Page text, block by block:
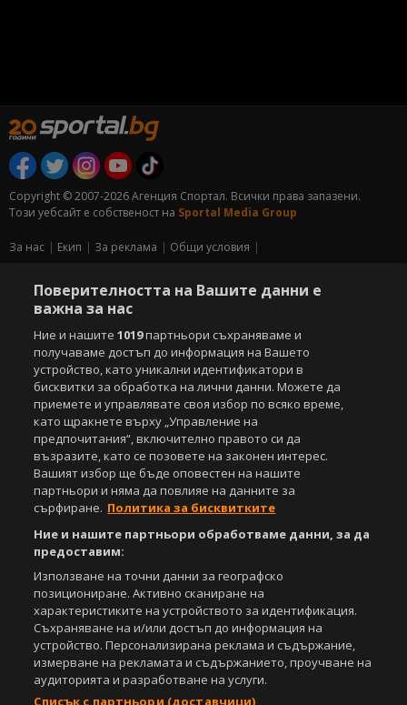
Copyright © 2007-2026 Агенция Спортал. Всички права запазени.
Този уебсайт е собственост на Sportal Media Group
За нас Екип За рекламa
Общи условия
Управление на предпочитания
под закрила на Закона за авторското право и сродните му права.
Всички статии, репортажи, интервюта и други текстови, графични и
видео материали, публикувани в сайта, са собственост на Агенция
Спортал, освен ако изрично е посочено друго. Допуска се
публикуване на текстови материали само след писмено съгласие на
Агенция Спортал, посочване на източника и добавяне на линк към
www.sportal.bg. Използването на графични и видео материали,
публикувани в сайта, е строго забранено. Нарушителите ще бъдат
санкционирани с цялата строгост на закона.
СвалиБЕЗПЛАТНОТОприложение за:
Android
Powered by:
Поверителността на Вашите данни е
важна за нас
Ние и нашите1019партньори съхраняваме и
получаваме достъп до информация на Вашето
устройство, като уникални идентификатори в
бисквитки за обработка на лични данни. Можете да
приемете и управлявате своя избор по всяко време,
като щракнете върху „Управление на
предпочитания“, включително правото си да
възразите, като се позовете на законен интерес.
Вашият избор ще бъде оповестен на нашите
партньори и няма да повлияе на данните за
сърфиране. Политика за бисквитките
Ние и нашите партньори обработваме данни, за да
предоставим:
Използване на точни данни за географско
позициониране. Активно сканиране на
характеристиките на устройството за идентификация.
Съхраняване на и/или достъп до информация на
устройство. Персонализирана реклама и съдържание,
измерване на рекламата и съдържанието, проучване на
аудиторията и разработване на услуги.
Списък с партньори (доставчици)